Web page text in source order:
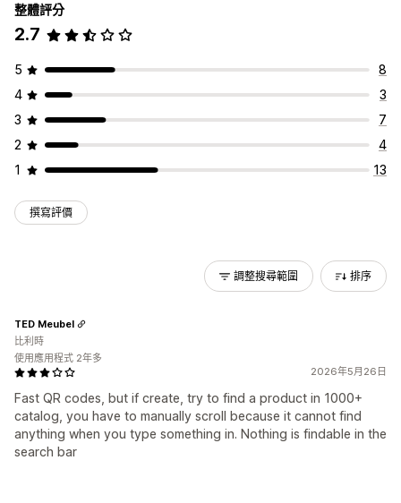
整體評分
2.7
5
8
4
3
3
7
2
4
1
13
撰寫評價
調整搜尋範圍 排序
2026年5月26日
Fast QR codes, but if create, try to find a product in 1000+
catalog, you have to manually scroll because it cannot find
anything when you type something in. Nothing is findable in the
search bar
TED Meubel
比利時
使用應用程式 2年多